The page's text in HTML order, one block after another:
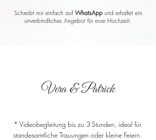
Schreibt mir einfach auf WhatsAppund erhaltet ein
unverbindliches Angebot für eure Hochzeit.
Vera & Patrick
* Videobegleitung bis zu 3 Stunden, ideal für
standesamtliche Trauungen oder kleine Feiern.